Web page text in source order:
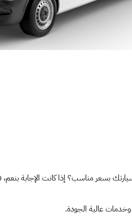
بسعر مناسب؟ إذا كانت الإجابة
عالية الجودة.